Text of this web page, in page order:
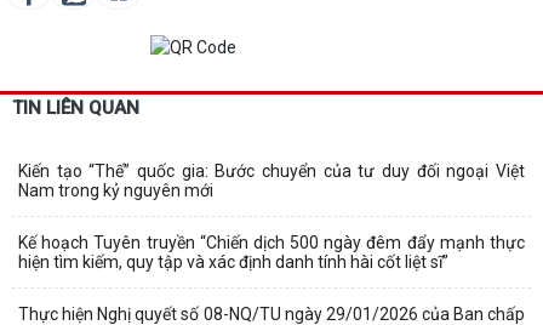
TIN LIÊN QUAN
Kiến tạo “Thế” quốc gia: Bước chuyển của tư duy đối ngoại Việt
Nam trong kỷ nguyên mới
Kế hoạch Tuyên truyền “Chiến dịch 500 ngày đêm đẩy mạnh thực
hiện tìm kiếm, quy tập và xác định danh tính hài cốt liệt sĩ”
Thực hiện Nghị quyết số 08-NQ/TU ngày 29/01/2026 của Ban chấp